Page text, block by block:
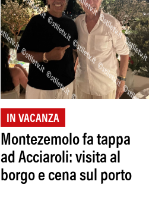
IN VACANZA
Montezemolo fa tappa
ad Acciaroli: visita al
borgo e cena sul porto